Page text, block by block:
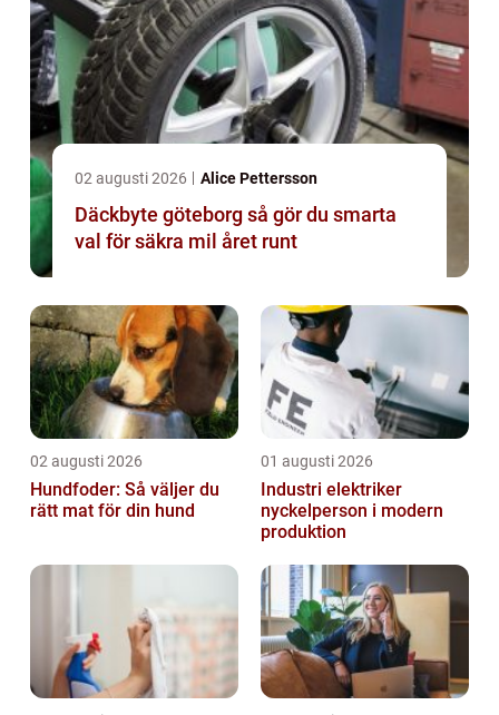
02 augusti 2026 Alice Pettersson
Däckbyte göteborg så gör du smarta
val för säkra mil året runt
02 augusti 2026
Hundfoder: Så väljer du
rätt mat för din hund
01 augusti 2026
Industri elektriker
nyckelperson i modern
produktion